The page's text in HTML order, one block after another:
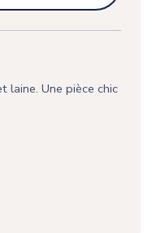
laine. Une pièce chic